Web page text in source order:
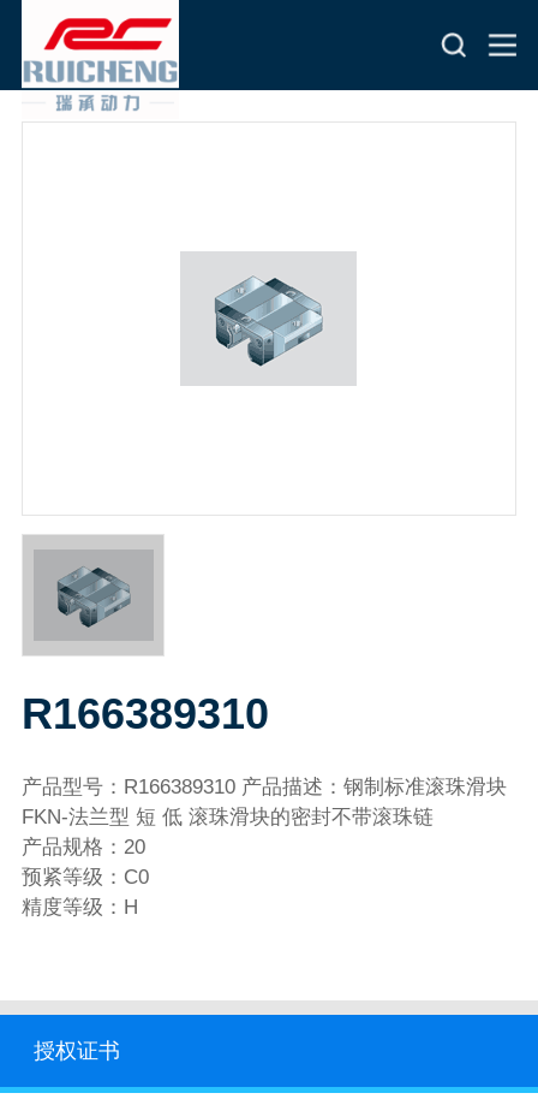
R166389310
产品型号：R166389310 产品描述：钢制标准滚珠滑块
FKN-法兰型 短 低 滚珠滑块的密封不带滚珠链
产品规格：20
预紧等级：C0
精度等级：H
授权证书